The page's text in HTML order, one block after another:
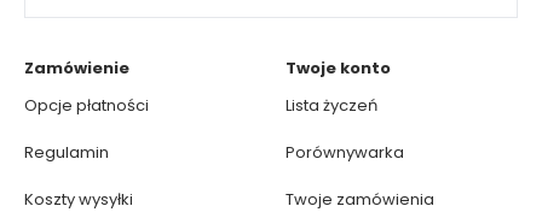
Zamówienie
Opcje płatności
Regulamin
Koszty wysyłki
Twoje konto
Lista życzeń
Porównywarka
Twoje zamówienia